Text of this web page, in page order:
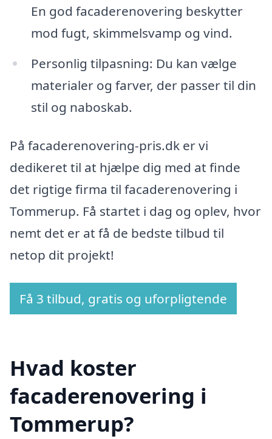
En god facaderenovering beskytter
mod fugt, skimmelsvamp og vind.
Personlig tilpasning: Du kan vælge
materialer og farver, der passer til din
stil og naboskab.
På facaderenovering-pris.dk er vi
dedikeret til at hjælpe dig med at finde
det rigtige firma til facaderenovering i
Tommerup. Få startet i dag og oplev, hvor
nemt det er at få de bedste tilbud til
netop dit projekt!
Få 3 tilbud, gratis og uforpligtende
Hvad koster
facaderenovering i
Tommerup?